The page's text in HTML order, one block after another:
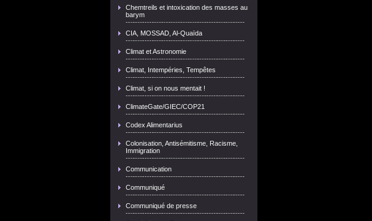
Chemtreils et intoxication des masses au
barym
CIA, MOSSAD, Al-Quaïda
Climat et Astronomie
Climat, Intempéries, Tempêtes
Climat, si on nous mentait !
ClimateGate/GIEC/COP21
Codex Alimentarius
Colonisation, Antisémitisme, Racisme,
Immigration
Communication
Communiqué
Communiqué de presse